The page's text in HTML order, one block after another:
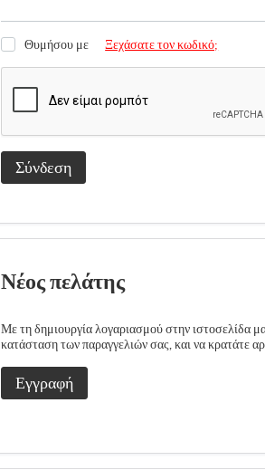
Θυμήσου με Ξεχάσατε τον κωδικό;
Σύνδεση
Νέος πελάτης
Με τη δημιουργία λογαριασμού στην ιστοσελίδα
κατάσταση των παραγγελιών σας, και να κρατάτε
Εγγραφή